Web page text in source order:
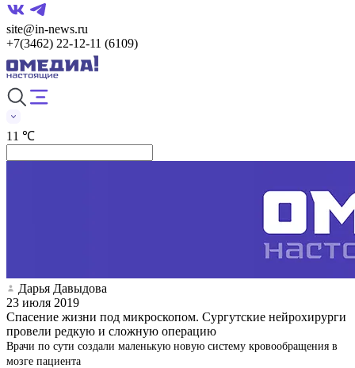
site@in-news.ru
+7(3462) 22-12-11 (6109)
11 ℃
Дарья Давыдова
23 июля 2019
Спасение жизни под микроскопом. Сургутские нейрохирурги
провели редкую и сложную операцию
Врачи по сути создали маленькую новую систему кровообращения в
мозге пациента